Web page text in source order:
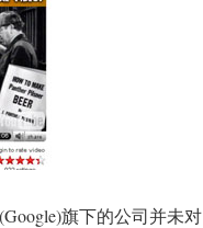
旗下的公司并未对